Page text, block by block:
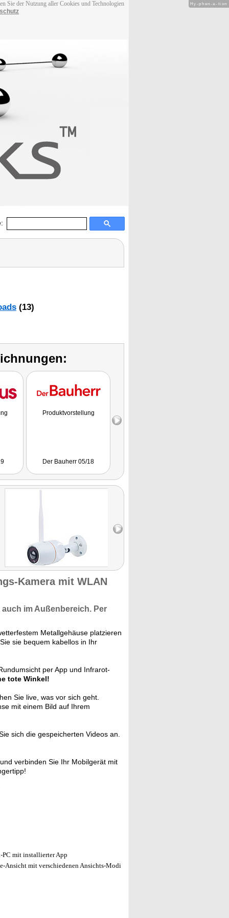
Sie der Nutzung aller Cookies und Technologien
(13)
Produktvorstellung
Der Bauherr 05/18
Fazit: "Die Kamera hält was
gute Aufnahmen und eine
sehr gute Rundumsicht."
Kamera mit WLAN
im Außenbereich. Per
Metallgehäuse platzieren
sie bequem kabellos in Ihr
per App und Infrarot-
tote Winkel!
Sie live, was vor sich geht.
mit einem Bild auf Ihrem
sich die gespeicherten Videos an.
verbinden Sie Ihr Mobilgerät mit
mit installierter App
Ansicht mit verschiedenen Ansichts-Modi
Hy-phen-a-tion